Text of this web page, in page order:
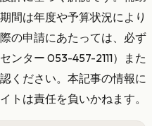
間は年度や予算状況により
の申請にあたっては、必ず
ンター 053-457-2111）また
ください。本記事の情報に
トは責任を負いかねます。